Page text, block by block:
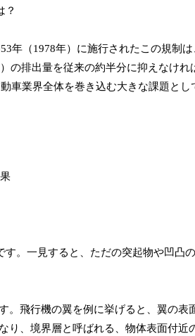
年（1978年）に施行されたこの規制
の排出量を従来の約半分に抑えなけれ
車業界全体を巻き込む大きな課題とし
す。一見すると、ただの突起物や凹凸
。飛行機の翼を例に挙げると、翼の表
り、境界層と呼ばれる、物体表面付近